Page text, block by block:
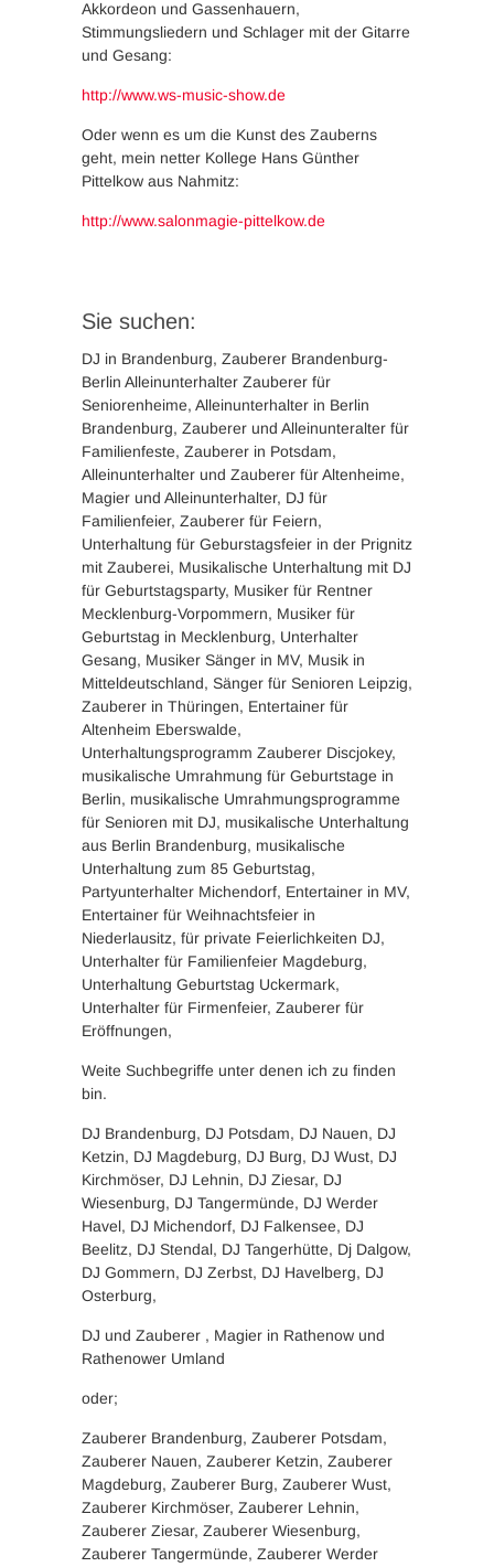
Akkordeon und Gassenhauern,
Stimmungsliedern und Schlager mit der Gitarre
und Gesang:
http://www.ws-music-show.de
Oder wenn es um die Kunst des Zauberns
geht, mein netter Kollege Hans Günther
Pittelkow aus Nahmitz:
http://www.salonmagie-pittelkow.de
Sie suchen:
DJ in Brandenburg, Zauberer Brandenburg-
Berlin Alleinunterhalter Zauberer für
Seniorenheime, Alleinunterhalter in Berlin
Brandenburg, Zauberer und Alleinunteralter für
Familienfeste, Zauberer in Potsdam,
Alleinunterhalter und Zauberer für Altenheime,
Magier und Alleinunterhalter, DJ für
Familienfeier, Zauberer für Feiern,
Unterhaltung für Geburstagsfeier in der Prignitz
mit Zauberei, Musikalische Unterhaltung mit DJ
für Geburtstagsparty, Musiker für Rentner
Mecklenburg-Vorpommern, Musiker für
Geburtstag in Mecklenburg, Unterhalter
Gesang, Musiker Sänger in MV, Musik in
Mitteldeutschland, Sänger für Senioren Leipzig,
Zauberer in Thüringen, Entertainer für
Altenheim Eberswalde,
Unterhaltungsprogramm Zauberer Discjokey,
musikalische Umrahmung für Geburtstage in
Berlin, musikalische Umrahmungsprogramme
für Senioren mit DJ, musikalische Unterhaltung
aus Berlin Brandenburg, musikalische
Unterhaltung zum 85 Geburtstag,
Partyunterhalter Michendorf, Entertainer in MV,
Entertainer für Weihnachtsfeier in
Niederlausitz, für private Feierlichkeiten DJ,
Unterhalter für Familienfeier Magdeburg,
Unterhaltung Geburtstag Uckermark,
Unterhalter für Firmenfeier, Zauberer für
Eröffnungen,
Weite Suchbegriffe unter denen ich zu finden
bin.
DJ Brandenburg, DJ Potsdam, DJ Nauen, DJ
Ketzin, DJ Magdeburg, DJ Burg, DJ Wust, DJ
Kirchmöser, DJ Lehnin, DJ Ziesar, DJ
Wiesenburg, DJ Tangermünde, DJ Werder
Havel, DJ Michendorf, DJ Falkensee, DJ
Beelitz, DJ Stendal, DJ Tangerhütte, Dj Dalgow,
DJ Gommern, DJ Zerbst, DJ Havelberg, DJ
Osterburg,
DJ und Zauberer , Magier in Rathenow und
Rathenower Umland
oder;
Zauberer Brandenburg, Zauberer Potsdam,
Zauberer Nauen, Zauberer Ketzin, Zauberer
Magdeburg, Zauberer Burg, Zauberer Wust,
Zauberer Kirchmöser, Zauberer Lehnin,
Zauberer Ziesar, Zauberer Wiesenburg,
Zauberer Tangermünde, Zauberer Werder